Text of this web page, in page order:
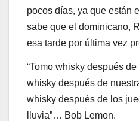
pocos días, ya que están
sabe que el dominicano,
esa tarde por última vez
“Tomo whisky después
whisky después de
whisky después de los
lluvia”… Bob Lemon.